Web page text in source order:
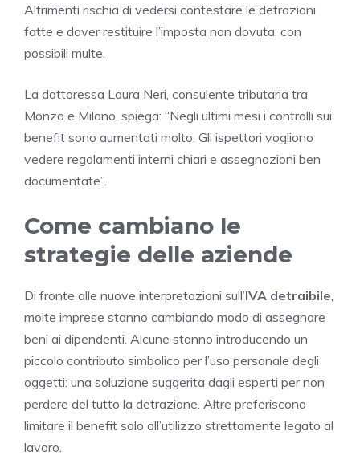
Altrimenti rischia di vedersi contestare le detrazioni
fatte e dover restituire l’imposta non dovuta, con
possibili multe.
La dottoressa Laura Neri, consulente tributaria tra
Monza e Milano, spiega: “Negli ultimi mesi i controlli sui
benefit sono aumentati molto. Gli ispettori vogliono
vedere regolamenti interni chiari e assegnazioni ben
documentate”.
Come cambiano le
strategie delle aziende
Di fronte alle nuove interpretazioni sull’IVA detraibile
molte imprese stanno cambiando modo di assegnare
beni ai dipendenti. Alcune stanno introducendo un
piccolo contributo simbolico per l’uso personale degli
oggetti: una soluzione suggerita dagli esperti per non
perdere del tutto la detrazione. Altre preferiscono
limitare il benefit solo all’utilizzo strettamente legato al
lavoro.